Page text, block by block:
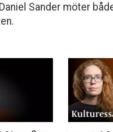
Sander möter